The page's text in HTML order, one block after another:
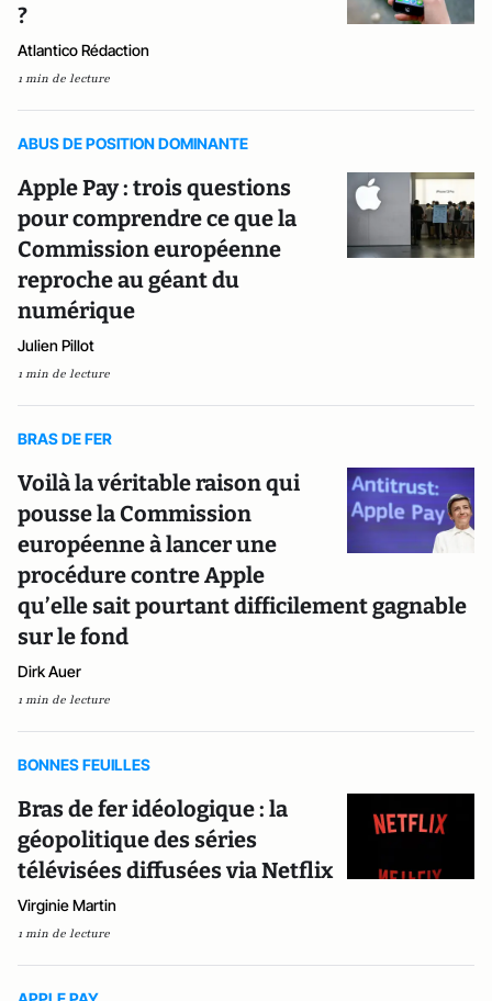
?
Atlantico Rédaction
1 min de lecture
ABUS DE POSITION DOMINANTE
Apple Pay : trois questions
pour comprendre ce que la
Commission européenne
reproche au géant du
numérique
Julien Pillot
1 min de lecture
BRAS DE FER
Voilà la véritable raison qui
pousse la Commission
européenne à lancer une
procédure contre Apple
qu’elle sait pourtant difficilement gagnable
sur le fond
Dirk Auer
1 min de lecture
BONNES FEUILLES
Bras de fer idéologique : la
géopolitique des séries
télévisées diffusées via Netflix
Virginie Martin
1 min de lecture